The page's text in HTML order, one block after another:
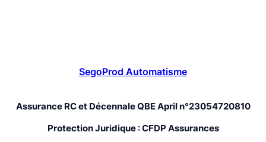
SegoProd Automatisme
Assurance RC et Décennale QBE April n°23054720810
Protection Juridique : CFDP Assurances